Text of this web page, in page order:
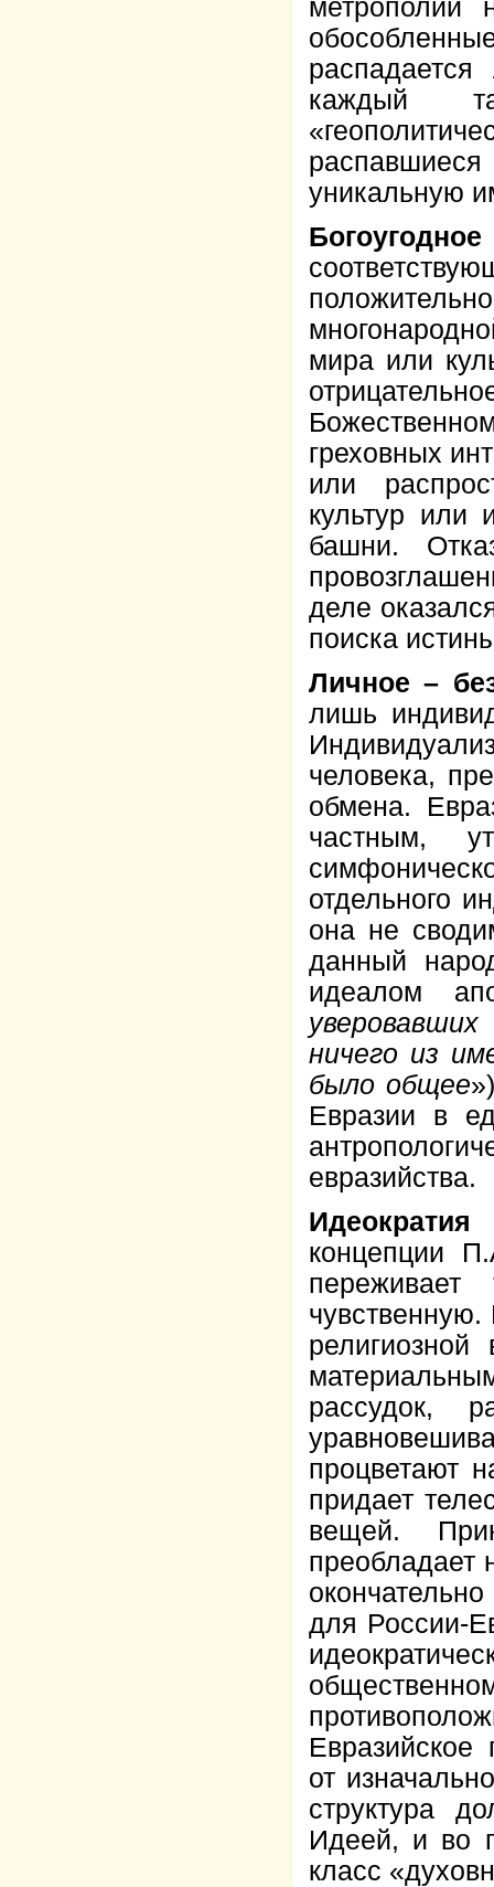
метрополии
каждый
уникальную
мира или
греховных
или
культур или
башни.
деле
поиска
Личное –
лишь
человека,
обмена.
частным,
отдельного
она не
данный
идеалом
ничего из
было общее
Евразии в
евразийства.
Идеократия
концепции
рассудок,
процветают
придает
вещей.
преобладает
для России-
Евразийское
от
структура
Идеей, и во
класс